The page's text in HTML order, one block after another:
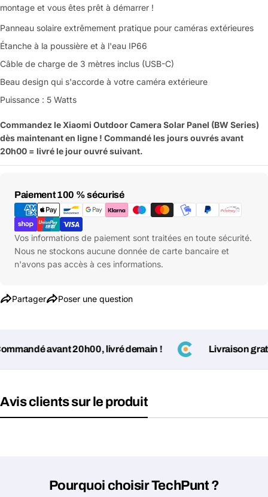
montage et vous êtes prêt à démarrer !
Panneau solaire extrêmement pratique pour caméras extérieures
Étanche à la poussière et à l'eau IP66
Câble de charge de 3 mètres inclus (USB-C)
Beau design qui s'accorde à votre caméra extérieure
Puissance : 5 Watts
Commandez le Xiaomi Outdoor Camera Solar Panel (BW Series)
dès maintenant en ligne ! Commandé les jours ouvrés avant
20h00 = livré le jour ouvré suivant.
Paiement 100 % sécurisé
Moyens
de
paiement
Vos informations de paiement sont traitées en toute sécurité.
Nous ne stockons aucune donnée de carte bancaire et
n'avons pas accès à ces informations.
Partager Poser une question
avant 20h00, livré demain ! Livraison
Avis clients sur le produit
Pourquoi choisir TechPunt ?